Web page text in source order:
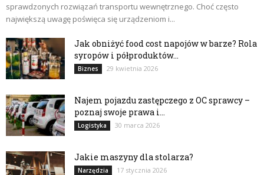
sprawdzonych rozwiązań transportu wewnętrznego. Choć często
największą uwagę poświęca się urządzeniom i...
Jak obniżyć food cost napojów w barze? Rola
syropów i półproduktów...
Biznes 29 kwietnia 2026
Najem pojazdu zastępczego z OC sprawcy –
poznaj swoje prawa i...
Logistyka 30 marca 2026
Jakie maszyny dla stolarza?
Narzędzia 17 stycznia 2026